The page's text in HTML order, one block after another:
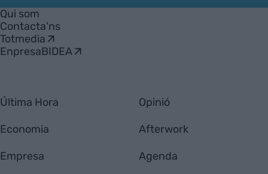
Empresa
Qui som
Contacta'ns
Totmedia
EnpresaBIDEA
Última Hora
Economia
Empresa
Opinió
Afterwork
Agenda